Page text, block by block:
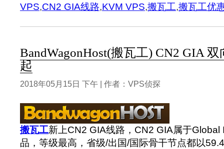
VPS,CN2 GIA线路,KVM VPS,搬瓦工,搬瓦工优
BandWagonHost(搬瓦工) CN2 GIA
起
2018年05月15日 下午 | 作者：VPS侦探
搬瓦工新上CN2 GIA线路，CN2 GIA属于
品，等级最高，省级/出国/国际骨干节点都以